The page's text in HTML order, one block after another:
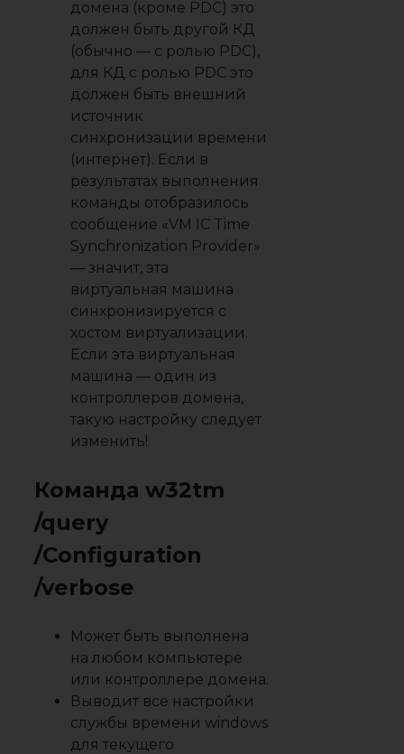
домена (кроме PDC) это
должен быть другой КД
(обычно — с ролью PDC),
для КД с ролью PDC это
должен быть внешний
источник
синхронизации времени
(интернет). Если в
результатах выполнения
команды отобразилось
сообщение «VM IC Time
Synchronization Provider»
— значит, эта
виртуальная машина
синхронизируется с
хостом виртуализации.
Если эта виртуальная
машина — один из
контроллеров домена,
такую настройку следует
изменить!
Команда w32tm
/query
/Configuration
/verbose
Может быть выполнена
на любом компьютере
или контроллере домена.
Выводит все настройки
службы времени windows
для текущего